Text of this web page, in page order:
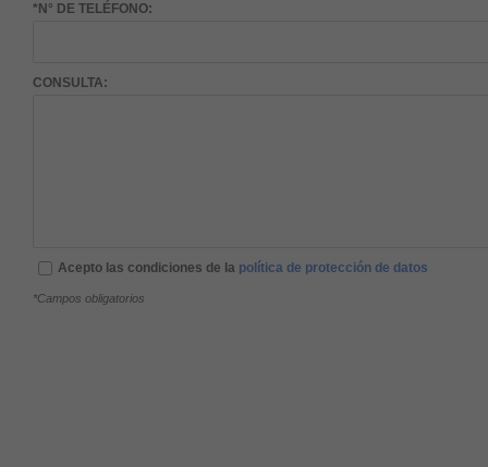
*N° DE TELÉFONO:
CONSULTA:
Acepto las condiciones de la política de protección de datos
*Campos obligatorios